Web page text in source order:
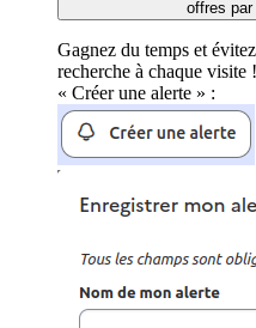
offres par
Gagnez du temps et
recherche à chaque
« Créer une alerte » :